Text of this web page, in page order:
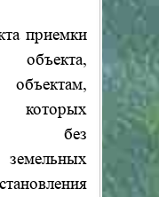
приемки
без